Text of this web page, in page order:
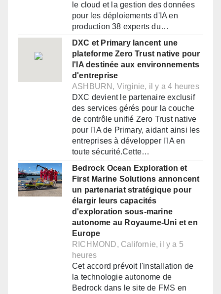
le cloud et la gestion des données
pour les déploiements d'IA en
production 38 experts du…
DXC et Primary lancent une
plateforme Zero Trust native pour
l'IA destinée aux environnements
d'entreprise
ASHBURN, Virginie, il y a 4 heures
DXC devient le partenaire exclusif
des services gérés pour la couche
de contrôle unifié Zero Trust native
pour l'IA de Primary, aidant ainsi les
entreprises à développer l'IA en
toute sécurité.Cette…
Bedrock Ocean Exploration et
First Marine Solutions annoncent
un partenariat stratégique pour
élargir leurs capacités
d'exploration sous-marine
autonome au Royaume-Uni et en
Europe
RICHMOND, Californie, il y a 5
heures
Cet accord prévoit l'installation de
la technologie autonome de
Bedrock dans le site de FMS en